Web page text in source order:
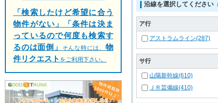
沿線を選択してください
ア行
アストラムライン(287)
サ行
山陽新幹線(610)
ＪＲ芸備線(410)
「検索したけど希望に合う
物件がない」「条件は決ま
っているので何度も検索す
るのは面倒」
そんな時には、物
件リクエスト をご利用下さい。